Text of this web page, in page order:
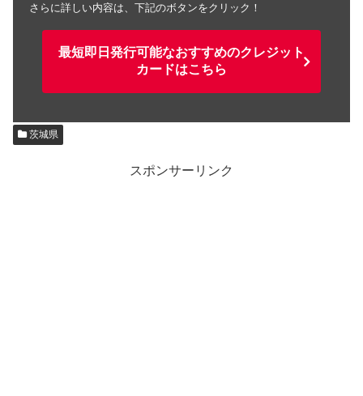
さらに詳しい内容は、下記のボタンをクリック！
最短即日発行可能なおすすめのクレジット
カードはこちら
茨城県
スポンサーリンク